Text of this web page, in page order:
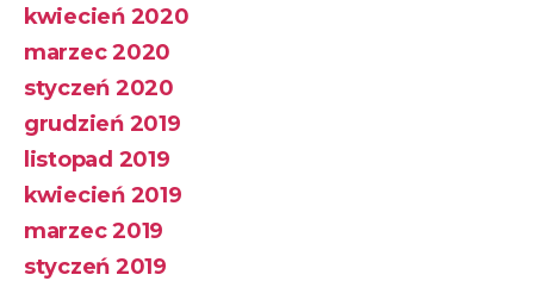
kwiecień 2020
marzec 2020
styczeń 2020
grudzień 2019
listopad 2019
kwiecień 2019
marzec 2019
styczeń 2019